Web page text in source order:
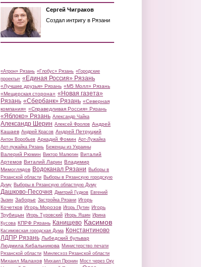
Сергей Чиграков
Создал интригу в Рязани
«Атрон» Рязань «Глобус» Рязань «Городские
проекты» «Единая Россия» Рязань
«Лучшие друзья» Рязань «М5 Молл» Рязань
«Мещерская сторона» «Новая газета»
Рязань «Сбербанк» Рязань «Северная
компания» «Справедливая Россия» Рязань
«Яблоко» Рязань Александр Чайка
Александр Шерин Алексей Фролов Андрей
Кашаев Андрей Красов Андрей Петруцкий
Антон Воробьев Аркадий Фомин Арт-Лужайка
Арт-лужайка Рязань Беженцы из Украины
Валерий Рюмин Виктор Малюгин Виталий
Артемов Виталий Ларин Владимир
Мимоглядов Водоканал Рязани Выборы в
Рязанской области Выборы в Рязанскую городскую
Думу Выборы в Рязанскую областную Думу
Дашково-Песочня Дмитрий Гудков Евгений
Зызин Заборье Застройка Рязани Игорь
Кочетков Игорь Морозов Игорь Путин Игорь
Трубицын Игорь Туровский Игорь Яшин Ирина
Кусова КПРФ Рязань Канищево Касимов
Касимовская городская Дума Константиново
ЛДПР Рязань Лыбедский бульвар
Людмила Кибальникова Министерство печати
Рязанской области Минлесхоз Рязанской области
Михаил Малахов Михаил Пронин Мост через Оку